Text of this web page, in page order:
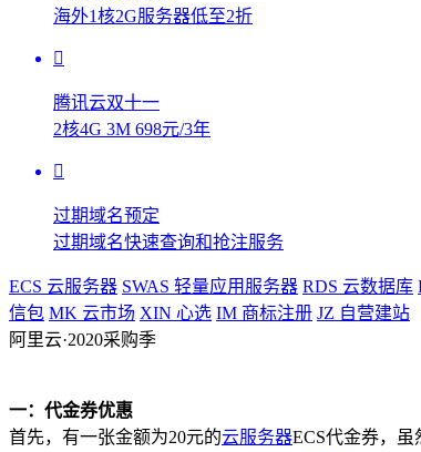
海外1核2G服务器低至2折
腾讯云双十一
2核4G 3M 698元/3年
过期域名预定
过期域名快速查询和抢注服务
ECS 云服务器 SWAS 轻量应用服务器 RDS 云数据库
信包 MK 云市场 XIN 心选 IM 商标注册 JZ 自营建站
阿里云·2020采购季
一：代金券优惠
首先，有一张金额为20元的云服务器ECS代金券，虽